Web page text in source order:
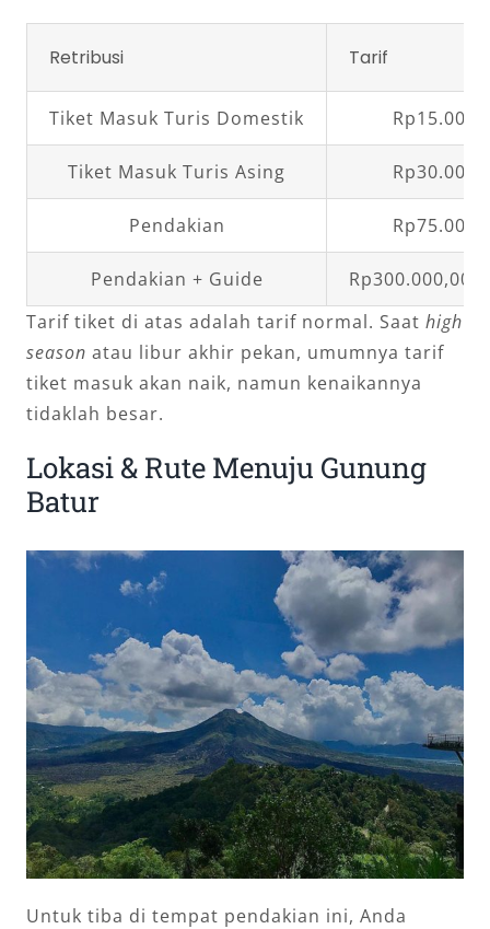
Retribusi Tarif
Tiket Masuk Turis Domestik
Tiket Masuk Turis Asing
Pendakian
Pendakian + Guide
Rp300.000,00
Tarif tiket di atas adalah tarif normal. Saat high
season atau libur akhir pekan, umumnya tarif
tiket masuk akan naik, namun kenaikannya
tidaklah besar.
Lokasi & Rute Menuju Gunung
Batur
Untuk tiba di tempat pendakian ini, Anda